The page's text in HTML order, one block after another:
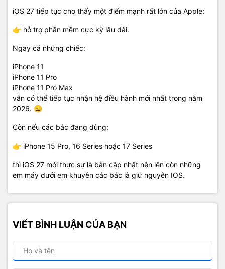
iOS 27 tiếp tục cho thấy một điểm mạnh rất lớn của Apple:
👉 hỗ trợ phần mềm cực kỳ lâu dài.
Ngay cả những chiếc:
iPhone 11
iPhone 11 Pro
iPhone 11 Pro Max
vẫn có thể tiếp tục nhận hệ điều hành mới nhất trong năm
2026. 😄
Còn nếu các bác đang dùng:
👉 iPhone 15 Pro, 16 Series hoặc 17 Series
thì iOS 27 mới thực sự là bản cập nhật nên lên còn những
em máy dưới em khuyên các bác là giữ nguyên IOS.
VIẾT BÌNH LUẬN CỦA BẠN